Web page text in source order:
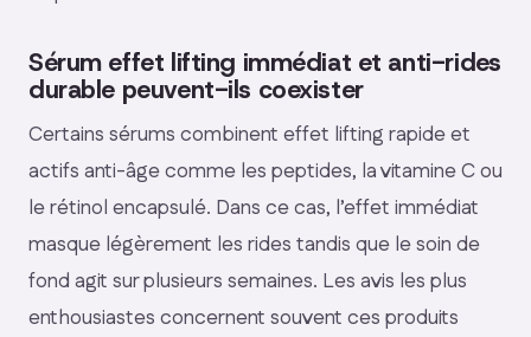
Sérum effet lifting immédiat et anti-rides
durable peuvent-ils coexister
Certains sérums combinent effet lifting rapide et
actifs anti-âge comme les peptides, la vitamine C ou
le rétinol encapsulé. Dans ce cas, l’effet immédiat
masque légèrement les rides tandis que le soin de
fond agit sur plusieurs semaines. Les avis les plus
enthousiastes concernent souvent ces produits